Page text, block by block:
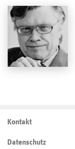
Kontakt
Datenschutz